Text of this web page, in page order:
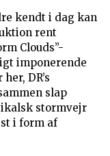
kendt i dag kan
rent
Clouds”-
imponerende
DR’s
slap
stormvejr
i form af